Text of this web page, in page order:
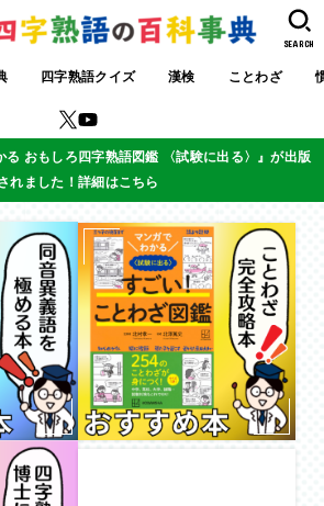
四字熟語クイズ 漢検 ことわざ
SEARCH
る おもしろ四字熟語図鑑 〈試験に出る〉』が出版
れました！詳細はこちら